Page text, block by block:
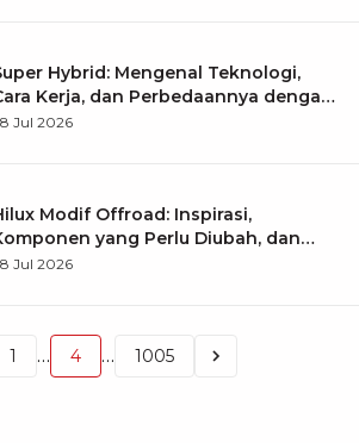
Hybrid: Mengenal Teknologi,
Kerja, dan Perbedaannya dengan
Biasa
Jul 2026
Modif Offroad: Inspirasi,
yang Perlu Diubah, dan
Modifikasi yang Aman
Jul 2026
1 … 4 … 1005